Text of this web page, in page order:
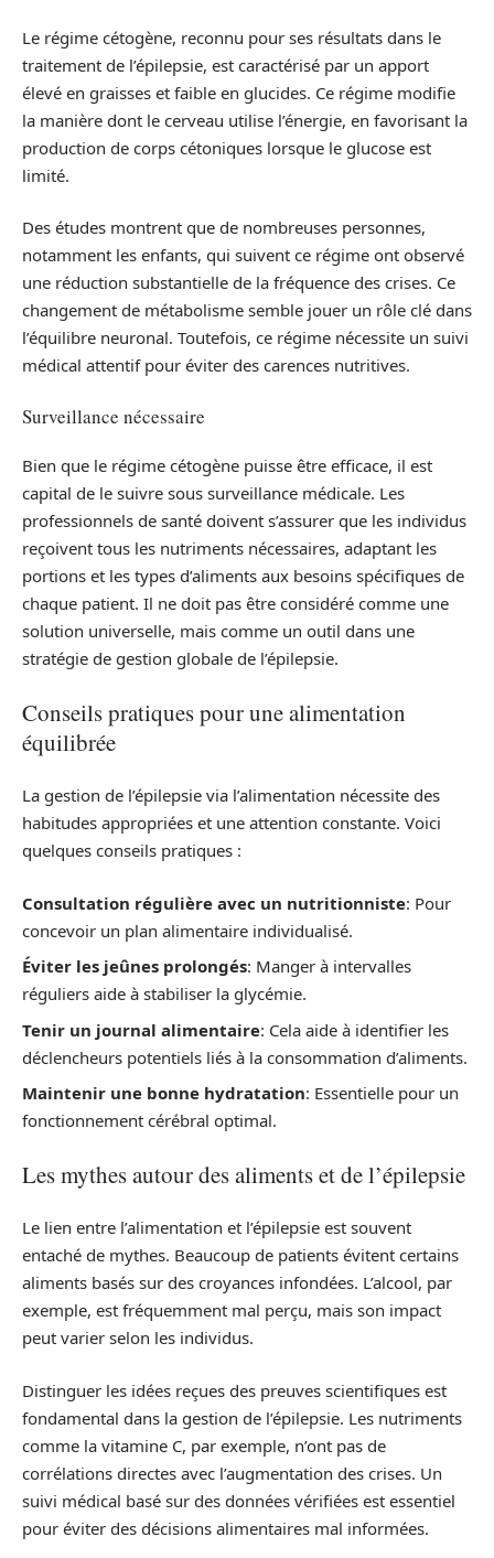
Le régime cétogène, reconnu pour ses résultats dans le
traitement de l’épilepsie, est caractérisé par un apport
élevé en graisses et faible en glucides. Ce régime modifie
la manière dont le cerveau utilise l’énergie, en favorisant la
production de corps cétoniques lorsque le glucose est
limité.
Des études montrent que de nombreuses personnes,
notamment les enfants, qui suivent ce régime ont observé
une réduction substantielle de la fréquence des crises. Ce
changement de métabolisme semble jouer un rôle clé dans
l’équilibre neuronal. Toutefois, ce régime nécessite un suivi
médical attentif pour éviter des carences nutritives.
Surveillance nécessaire
Bien que le régime cétogène puisse être efficace, il est
capital de le suivre sous surveillance médicale. Les
professionnels de santé doivent s’assurer que les individus
reçoivent tous les nutriments nécessaires, adaptant les
portions et les types d’aliments aux besoins spécifiques de
chaque patient. Il ne doit pas être considéré comme une
solution universelle, mais comme un outil dans une
stratégie de gestion globale de l’épilepsie.
Conseils pratiques pour une alimentation
équilibrée
La gestion de l’épilepsie via l’alimentation nécessite des
habitudes appropriées et une attention constante. Voici
quelques conseils pratiques :
Consultation régulière avec un nutritionniste: Pour
concevoir un plan alimentaire individualisé.
Éviter les jeûnes prolongés: Manger à intervalles
réguliers aide à stabiliser la glycémie.
Tenir un journal alimentaire: Cela aide à identifier les
déclencheurs potentiels liés à la consommation d’aliments.
Maintenir une bonne hydratation: Essentielle pour un
fonctionnement cérébral optimal.
Les mythes autour des aliments et de l’épilepsie
Le lien entre l’alimentation et l’épilepsie est souvent
entaché de mythes. Beaucoup de patients évitent certains
aliments basés sur des croyances infondées. L’alcool, par
exemple, est fréquemment mal perçu, mais son impact
peut varier selon les individus.
Distinguer les idées reçues des preuves scientifiques est
fondamental dans la gestion de l’épilepsie. Les nutriments
comme la vitamine C, par exemple, n’ont pas de
corrélations directes avec l’augmentation des crises. Un
suivi médical basé sur des données vérifiées est essentiel
pour éviter des décisions alimentaires mal informées.